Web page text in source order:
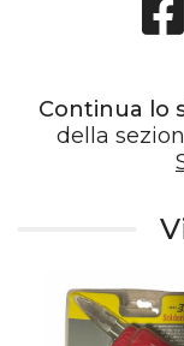
Continua lo
della